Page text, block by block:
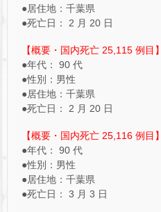
●居住地：千葉県
●死亡日： 2 月 20 日
【概要・国内死亡 25,115 例目】
●年代： 90 代
●性別：男性
●居住地：千葉県
●死亡日： 2 月 20 日
【概要・国内死亡 25,116 例目】
●年代： 90 代
●性別：男性
●居住地：千葉県
●死亡日： 3 月 3 日